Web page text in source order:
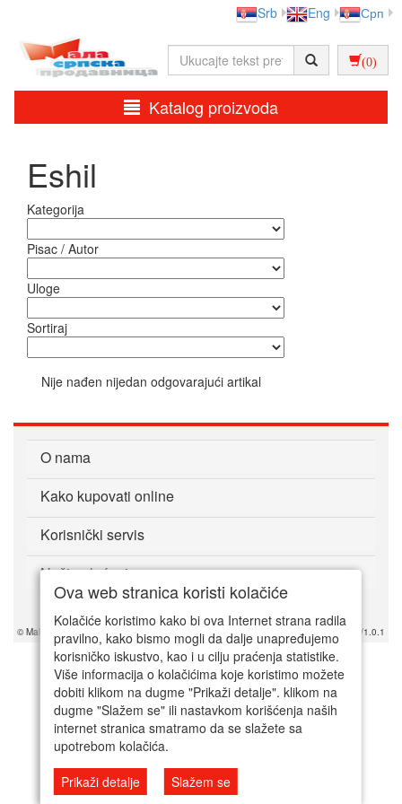
Srb Eng Срп
(0)
Katalog proizvoda
Eshil
Kategorija
Pisac / Autor
Uloge
Sortiraj
Nije nađen nijedan odgovarajući artikal
O nama
Kako kupovati online
Korisnički servis
Način plaćanja
© Mala srpska prodavnica 2025. Powered by Mala SRB Prodavnica doo, ESIR 618/1.0.1
Ova web stranica koristi kolačiće
Kolačiće koristimo kako bi ova Internet strana radila
pravilno, kako bismo mogli da dalje unapređujemo
korisničko iskustvo, kao i u cilju praćenja statistike.
Više informacija o kolačićima koje koristimo možete
dobiti klikom na dugme "Prikaži detalje". klikom na
dugme "Slažem se" ili nastavkom korišćenja naših
internet stranica smatramo da se slažete sa
upotrebom kolačića.
Prikaži detalje
Slažem se